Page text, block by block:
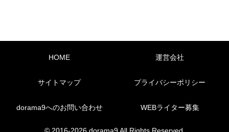
HOME 運営会社
サイトマップ プライバシーポリシー
dorama9へのお問い合わせ WEBライター募集